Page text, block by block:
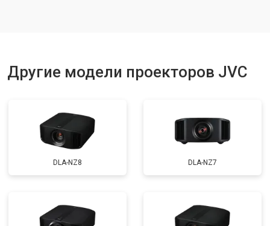
Другие модели проекторов JVC
DLA-NZ8 DLA-NZ7